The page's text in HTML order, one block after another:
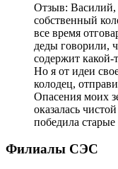
Отзыв: Василий,
собственный
все время
деды говорили,
содержит какой-
Но я от идеи
колодец,
Опасения моих
оказалась
победила старые
Филиалы СЭС